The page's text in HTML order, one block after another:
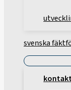
svenska